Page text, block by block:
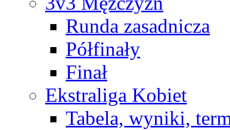
Runda zasadnicza
Półfinały
Finał
Ekstraliga Kobiet
Tabela, wyniki,